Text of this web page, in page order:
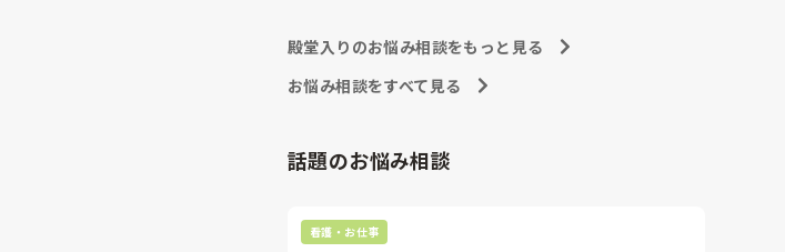
殿堂入りのお悩み相談をもっと見る
お悩み相談をすべて見る
話題のお悩み相談
看護・お仕事